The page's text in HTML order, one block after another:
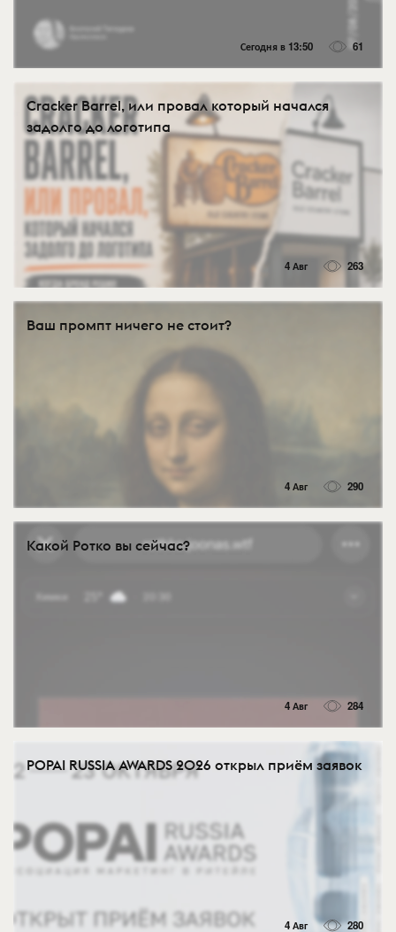
Сегодня в 13:50 61
Cracker Barrel, или провал который начался
задолго до логотипа
4 Авг 263
Ваш промпт ничего не стоит?
4 Авг 290
Какой Ротко вы сейчас?
4 Авг 284
POPAI RUSSIA AWARDS 2026 открыл приём заявок
4 Авг 280